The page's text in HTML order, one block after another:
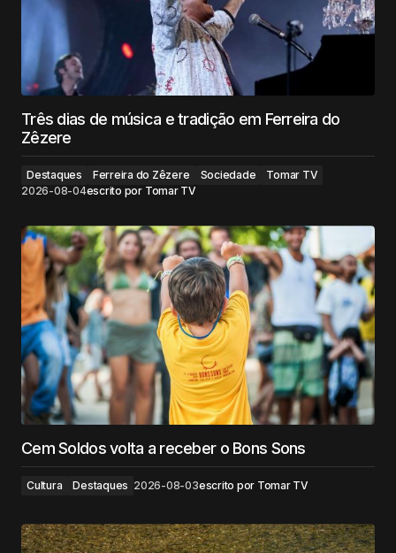
Três dias de música e tradição em Ferreira do
Zêzere
Destaques Ferreira do Zêzere Sociedade
Tomar TV
2026-08-04escrito por Tomar TV
Cem Soldos volta a receber o Bons Sons
Cultura Destaques 2026-08-03escrito por Tomar TV